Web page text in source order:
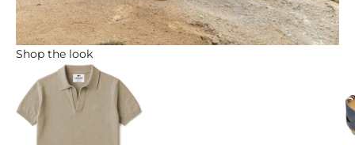
Shop the look